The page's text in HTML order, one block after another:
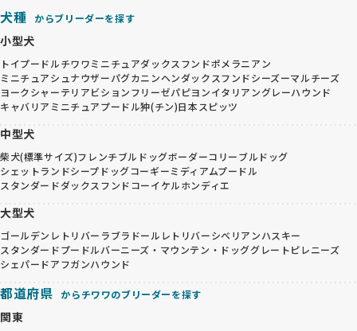
犬種 からブリーダーを探す
小型犬
トイプードルチワワミニチュアダックスフンドポメラニアン
ミニチュアシュナウザーパグカニンヘンダックスフンドシーズーマルチーズ
ヨークシャーテリアビションフリーゼパピヨンイタリアングレーハウンド
キャバリア ミニチュアプードル狆(チン)日本スピッツ
中型犬
柴犬(標準サイズ)フレンチブルドッグボーダーコリーブルドッグ
シェットランドシープドッグコーギーミディアムプードル
スタンダードダックスフンドコーイケルホンディエ
大型犬
ゴールデンレトリバー ラブラドールレトリバーシベリアンハスキー
スタンダードプードルバーニーズ・マウンテン・ドッググレートピレニーズ
シェパードアフガンハウンド
都道府県 からチワワのブリーダーを探す
関東